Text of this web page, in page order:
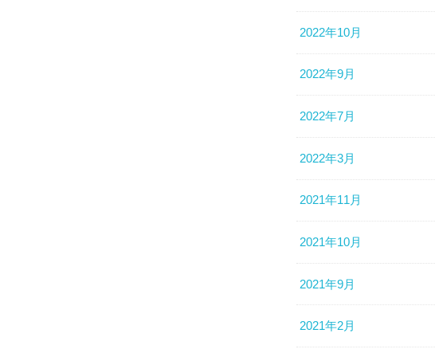
2022年10月
2022年9月
2022年7月
2022年3月
2021年11月
2021年10月
2021年9月
2021年2月